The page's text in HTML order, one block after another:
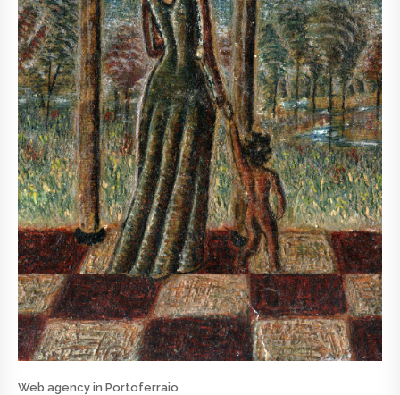
Web agency in Portoferraio